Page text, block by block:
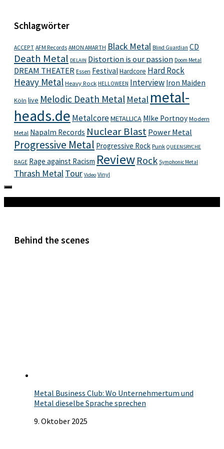
Schlagwörter
ACCEPT AFM Records AMON AMARTH Black Metal Blind Guardian CD
Death Metal DELAIN Distortion is our passion Doom Metal
DREAM THEATER Essen FestivalHardcore Hard Rock
Heavy Metal Heavy Rock HELLOWEEN Interview Iron Maiden
Köln live Melodic Death Metal Metal metal-
heads.de MetalcoreMETALLICA MIke Portnoy Modern
Metal Napalm Records Nuclear Blast Power Metal
Progressive Metal Progressive Rock Punk QUEENSRYCHE
RAGE Rage against Racism Review Rock Symphonic Metal
Thrash MetalTour Video Vinyl
Behind the scenes
Metal Business Club: Wo Unternehmertum und
Metal dieselbe Sprache sprechen
9. Oktober 2025